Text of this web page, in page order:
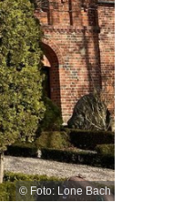
© Foto: Lone Bach